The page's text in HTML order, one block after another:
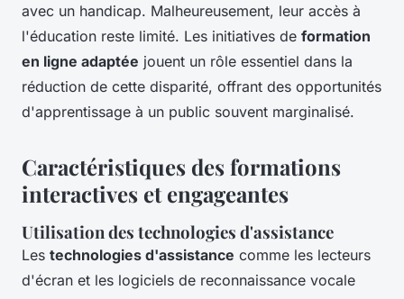
avec un handicap. Malheureusement, leur accès à
l'éducation reste limité. Les initiatives de formation
en ligne adaptée jouent un rôle essentiel dans la
réduction de cette disparité, offrant des opportunités
d'apprentissage à un public souvent marginalisé.
Caractéristiques des formations
interactives et engageantes
Utilisation des technologies d'assistance
Les technologies d'assistance comme les lecteurs
d'écran et les logiciels de reconnaissance vocale